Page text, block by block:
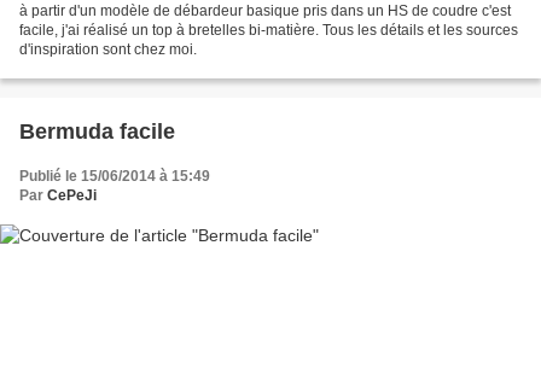
à partir d'un modèle de débardeur basique pris dans un HS de coudre c'est
facile, j'ai réalisé un top à bretelles bi-matière. Tous les détails et les sources
d'inspiration sont chez moi.
Bermuda facile
Publié le 15/06/2014 à 15:49
Par CePeJi